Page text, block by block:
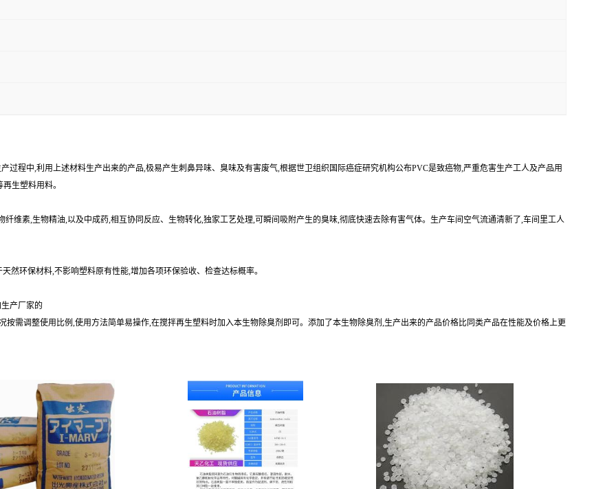
过程中,利用上述材料生产出来的产品,极易产生刺鼻异味、臭味及有害废气,根据世卫组织国际癌症研究机构公布PVC是致癌物,严重危害生产工人及产品用
生塑料用料。
维素,生物精油,以及中成药,相互协同反应、生物转化,独家工艺处理,可瞬间吸附产生的臭味,彻底快速去除有害气体。生产车间空气流通清新了,车间里工人
然环保材料,不影响塑料原有性能,增加各项环保验收、检查达标概率。
产厂家的
按需调整使用比例,使用方法简单易操作,在搅拌再生塑料时加入本生物除臭剂即可。添加了本生物除臭剂,生产出来的产品价格比同类产品在性能及价格上更